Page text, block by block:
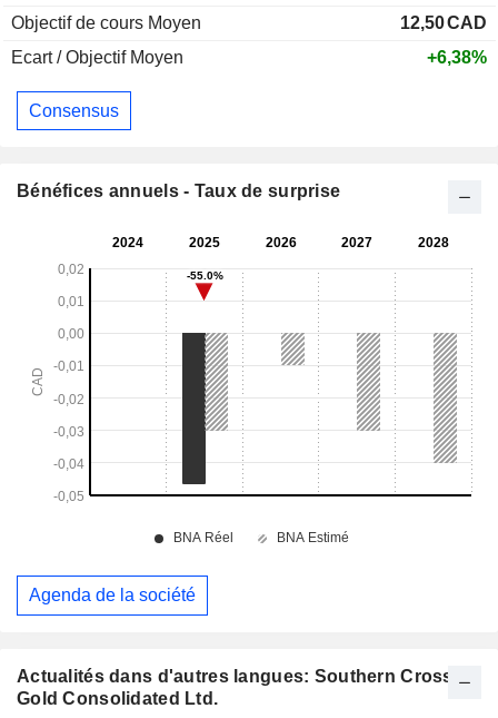
Actualités dans d'autres langues: Southern Cross
Gold Consolidated Ltd.
Objectif de cours Moyen
12,50CAD
Ecart / Objectif Moyen
+6,38%
Consensus
Bénéfices annuels - Taux de surprise
Agenda de la société